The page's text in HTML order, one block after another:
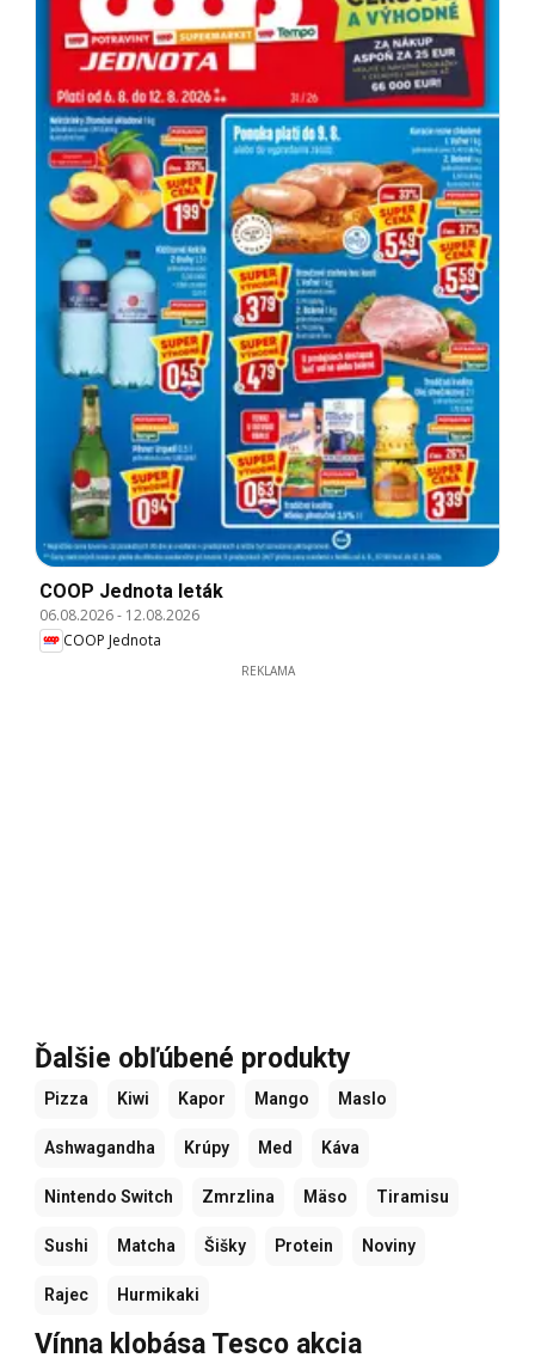
COOP Jednota leták
06.08.2026- 12.08.2026
COOP Jednota
REKLAMA
Ďalšie obľúbené produkty
Pizza Kiwi Kapor Mango Maslo
Ashwagandha Krúpy Med Káva
Nintendo Switch Zmrzlina Mäso Tiramisu
Sushi Matcha Šišky Protein Noviny
Rajec Hurmikaki
Vínna klobása Tesco akcia